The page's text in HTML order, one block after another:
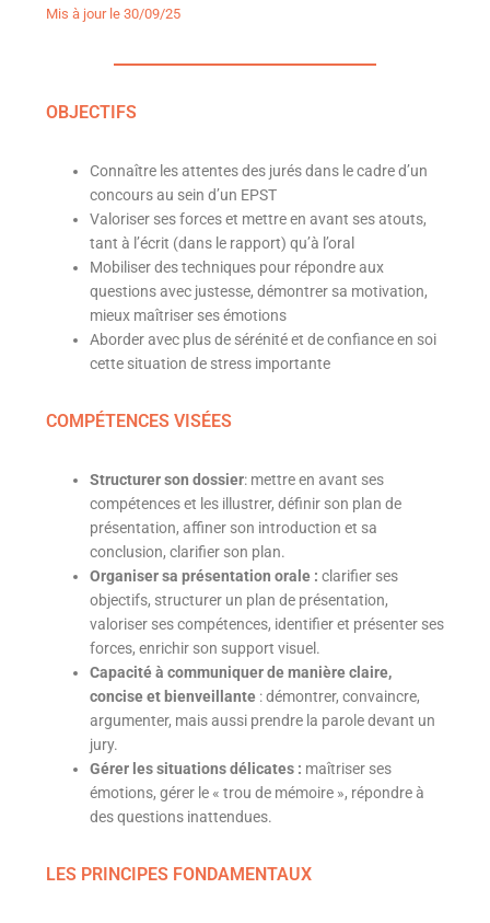
Mis à jour le 30/09/25
OBJECTIFS
Connaître les attentes des jurés dans le cadre d’un
concours au sein d’un EPST
Valoriser ses forces et mettre en avant ses atouts,
tant à l’écrit (dans le rapport) qu’à l’oral
Mobiliser des techniques pour répondre aux
questions avec justesse, démontrer sa motivation,
mieux maîtriser ses émotions
Aborder avec plus de sérénité et de confiance en soi
cette situation de stress importante
COMPÉTENCES VISÉES
Structurer son dossier: mettre en avant ses
compétences et les illustrer, définir son plan de
présentation, affiner son introduction et sa
conclusion, clarifier son plan.
Organiser sa présentation orale : clarifier ses
objectifs, structurer un plan de présentation,
valoriser ses compétences, identifier et présenter ses
forces, enrichir son support visuel.
Capacité à communiquer de manière claire,
concise et bienveillante : démontrer, convaincre,
argumenter, mais aussi prendre la parole devant un
jury.
Gérer les situations délicates : maîtriser ses
émotions, gérer le « trou de mémoire », répondre à
des questions inattendues.
LES PRINCIPES FONDAMENTAUX